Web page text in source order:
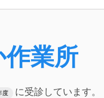
業所
度 に受診しています。